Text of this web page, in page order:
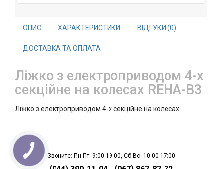
ОПИС ХАРАКТЕРИСТИКИ ВІДГУКИ (0)
ДОСТАВКА ТА ОПЛАТА
Ліжко з електроприводом 4-х
секційне на колесах REHA-B3
Ліжко з електроприводом 4-х секційне на колесах
Звоните: Пн-Пт: 9:00-19:00, Сб-Вс: 10:00-17:00